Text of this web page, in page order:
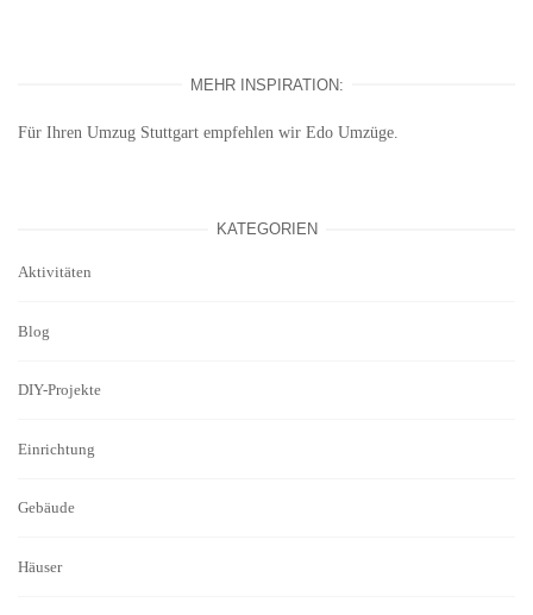
MEHR INSPIRATION:
Für Ihren Umzug Stuttgart empfehlen wir Edo Umzüge.
KATEGORIEN
Aktivitäten
Blog
DIY-Projekte
Einrichtung
Gebäude
Häuser